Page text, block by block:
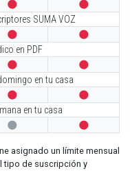
 
SUMA VOZ
 
en PDF
 
en tu casa
 
en tu casa
 
asignado un límite mensual
tipo de suscripción y